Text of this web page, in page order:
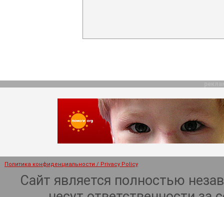
Политика конфиденциальности / Privacy Policy
Сайт является полностью